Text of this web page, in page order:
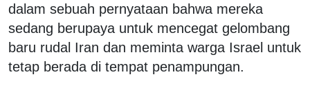
dalam sebuah pernyataan bahwa mereka
sedang berupaya untuk mencegat gelombang
baru rudal Iran dan meminta warga Israel untuk
tetap berada di tempat penampungan.